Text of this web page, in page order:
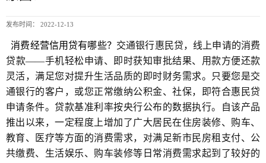
发布时间： 2022-12-13
消费经营信用贷有哪些？ 交通银行惠民贷，线上申请的消费
贷款——手机轻松申请、即时获知审批结果、用款方便还款
灵活，满足您对提升生活品质的即时财务需求。只要您是交
通银行的客户，或您正常缴纳公积金、社保，即符合惠民贷
申请条件。贷款基准利率按央行公布的数据执行。自该产品
推出以来，一定程度上增加了广大居民在住房装修、购车、
教育、医疗等方面的消费需求，对满足新市民房租支付、公
共缴费、生活娱乐、购车装修等日常消费需求起到了较好的